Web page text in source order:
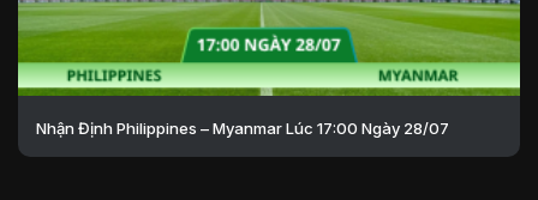
Nhận Định Philippines – Myanmar Lúc 17:00 Ngày 28/07